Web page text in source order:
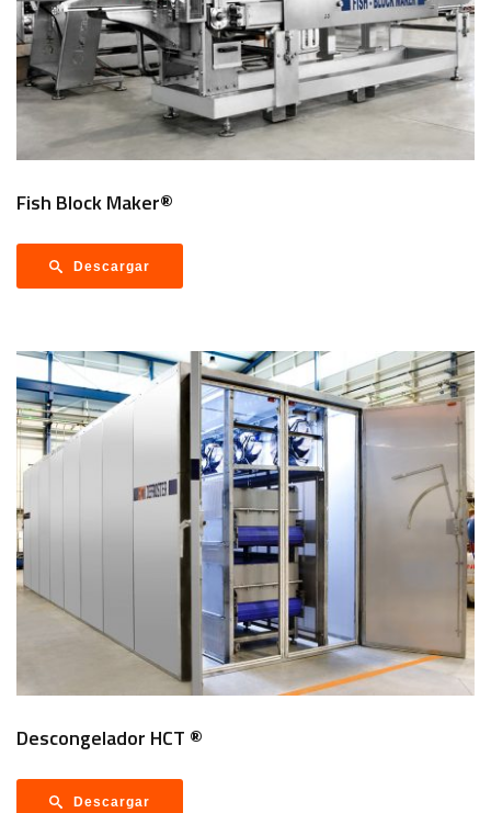
Fish Block Maker®
Descargar
Descongelador HCT ®
Descargar